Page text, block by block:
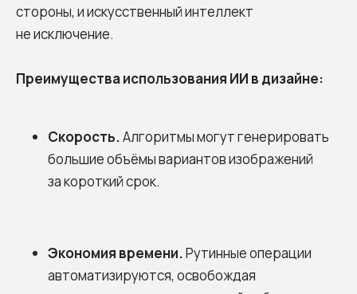
стороны, и искусственный интеллект
не исключение.
Преимущества использования ИИ в дизайне:
Скорость.Алгоритмы могут генерировать
большие объёмы вариантов изображений
за короткий срок.
Экономия времени.Рутинные операции
автоматизируются, освобождая